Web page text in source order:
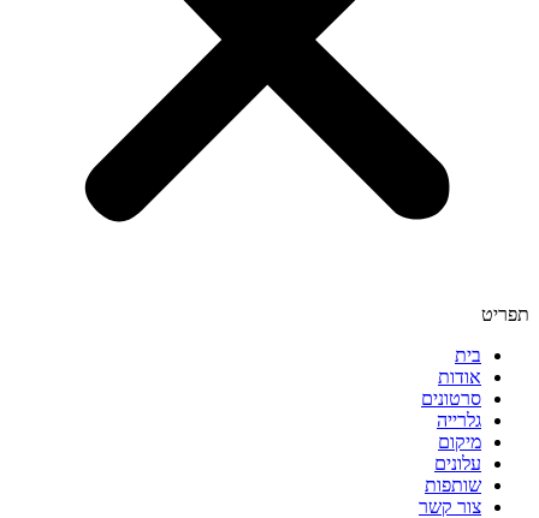
תפריט
בית
אודות
סרטונים
גלרייה
מיקום
עלונים
שותפות
צור קשר